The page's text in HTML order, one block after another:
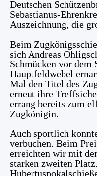
Deutschen
Sebastianus-
Auszeichnung, die
Beim
sich Andreas
Schmücken vor dem
Hauptfeldwebel
Mal den Titel des
erneut ihre
errang bereits zum
Zugkönigin.
Auch sportlich
verbuchen. Beim
erreichten wir mit
starken zweiten Platz.